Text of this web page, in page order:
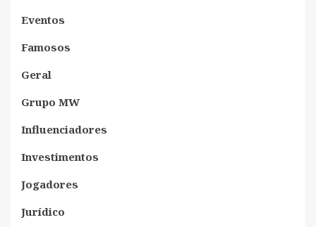
Eventos
Famosos
Geral
Grupo MW
Influenciadores
Investimentos
Jogadores
Jurídico